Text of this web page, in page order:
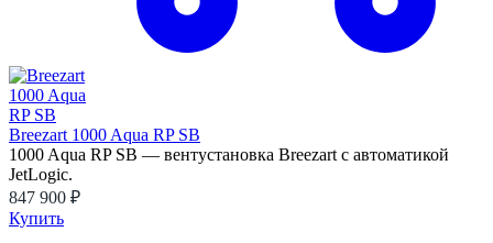
Breezart 1000 Aqua RP SB
1000 Aqua RP SB — вентустановка Breezart с автоматикой
JetLogic.
847 900 ₽
Купить